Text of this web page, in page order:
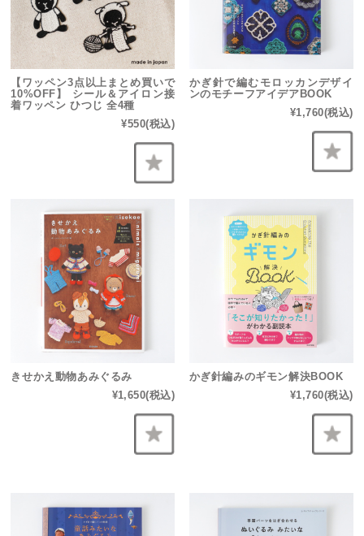
【ワッペン3点以上まとめ買いで
10%OFF】 シール＆アイロン接
着ワッペン ひつじ 全4種
¥550(税込)
かぎ針で編むモロッカンデザイ
ンのモチーフアイデアBOOK
¥1,760(税込)
きせかえ動物あみぐるみ
¥1,650(税込)
かぎ針編みのギモン解決BOOK
¥1,760(税込)